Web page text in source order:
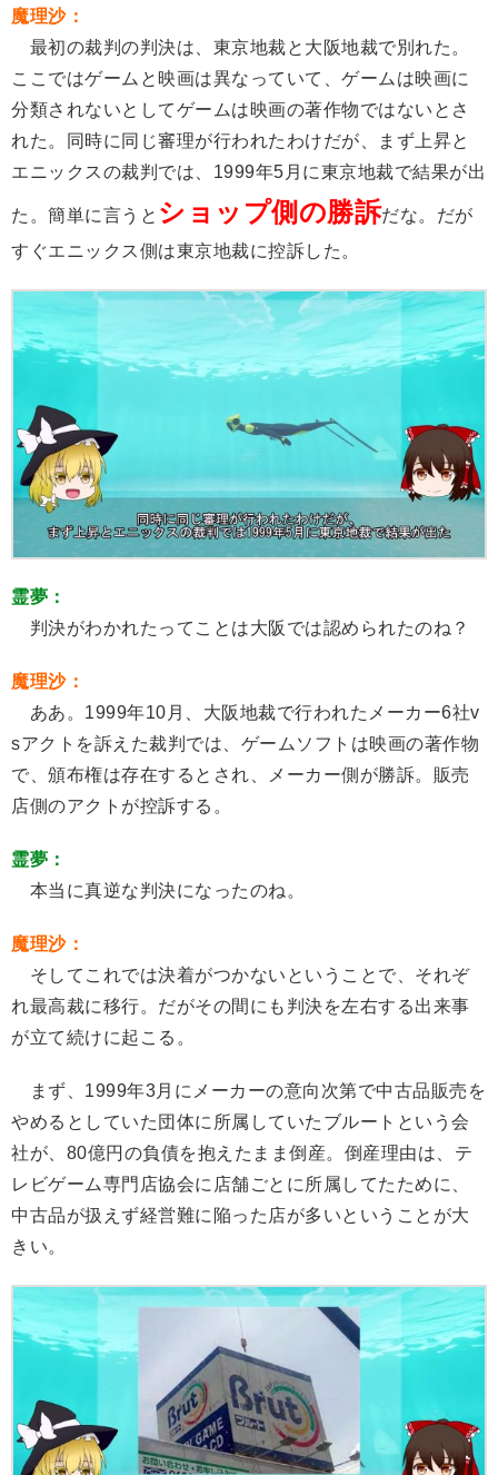
魔理沙：
最初の裁判の判決は、東京地裁と大阪地裁で別れた。
ここではゲームと映画は異なっていて、ゲームは映画に
分類されないとしてゲームは映画の著作物ではないとさ
れた。同時に同じ審理が行われたわけだが、まず上昇と
エニックスの裁判では、1999年5月に東京地裁で結果が出
た。簡単に言うと ショップ側の勝訴だな。だが
すぐエニックス側は東京地裁に控訴した。
霊夢：
判決がわかれたってことは大阪では認められたのね？
魔理沙：
ああ。1999年10月、大阪地裁で行われたメーカー6社v
sアクトを訴えた裁判では、ゲームソフトは映画の著作物
で、頒布権は存在するとされ、メーカー側が勝訴。販売
店側のアクトが控訴する。
霊夢：
本当に真逆な判決になったのね。
魔理沙：
そしてこれでは決着がつかないということで、それぞ
れ最高裁に移行。だがその間にも判決を左右する出来事
が立て続けに起こる。
まず、1999年3月にメーカーの意向次第で中古品販売を
やめるとしていた団体に所属していたブルートという会
社が、80億円の負債を抱えたまま倒産。倒産理由は、テ
レビゲーム専門店協会に店舗ごとに所属してたために、
中古品が扱えず経営難に陥った店が多いということが大
きい。